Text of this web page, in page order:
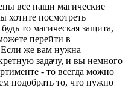
все наши магические
хотите посмотреть
то магическая защита,
перейти в
Если же вам нужна
задачу, и вы немного
- то всегда можно
подобрать то, что нужно